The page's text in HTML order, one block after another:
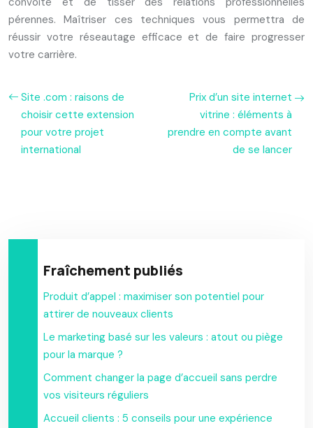
pérennes. Maîtriser ces techniques vous permettra de
réussir votre réseautage efficace et de faire progresser
votre carrière.
Site .com : raisons de
choisir cette extension
pour votre projet
international
Prix d’un site internet
vitrine : éléments à
prendre en compte avant
de se lancer
Fraîchement publiés
Produit d’appel : maximiser son potentiel pour
attirer de nouveaux clients
Le marketing basé sur les valeurs : atout ou piège
pour la marque ?
Comment changer la page d’accueil sans perdre
vos visiteurs réguliers
Accueil clients : 5 conseils pour une expérience